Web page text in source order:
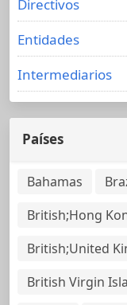
Directivos
Entidades
Intermediarios
Países
Bahamas
British;Hong
British;United
British Virgin